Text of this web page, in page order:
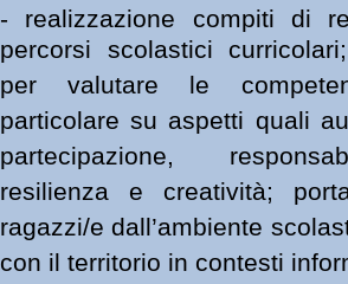
- realizzazione compiti di
percorsi scolastici
per valutare le
particolare su aspetti quali
partecipazione,
resilienza e creatività;
ragazzi/e dall’ambiente
con il territorio in contesti